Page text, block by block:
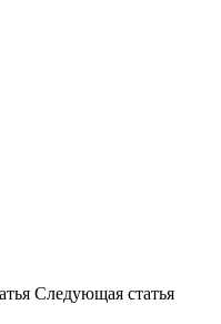
Следующая статья